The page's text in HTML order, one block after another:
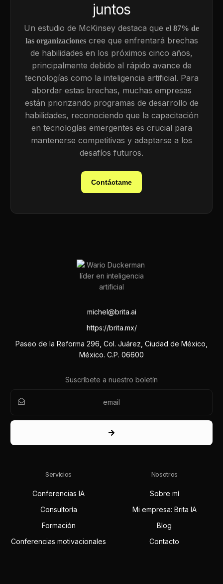
juntos
Un estudio de McKinsey destaca que el 87% de
las organizacionescree que enfrentará brechas
de habilidades en los próximos cinco años,
principalmente debido al rápido avance de
tecnologías como la inteligencia artificial. Para
abordar estas brechas, muchas empresas
están priorizando programas de desarrollo de
habilidades, reconociendo que la capacitación
en tecnologías emergentes es crucial para
mantenerse competitivas y adaptarse a los
desafíos futuros.
Contáctame
michel@brita.ai
https://brita.mx/
Paseo de la Reforma 296, Col. Juárez, Ciudad de México,
México. C.P. 06600
Suscríbete a nuestro boletín
Servicios
Conferencias IA
Consultoría
Formación
Conferencias motivacionales
Nosotros
Sobre mí
Mi empresa: Brita IA
Blog
Contacto